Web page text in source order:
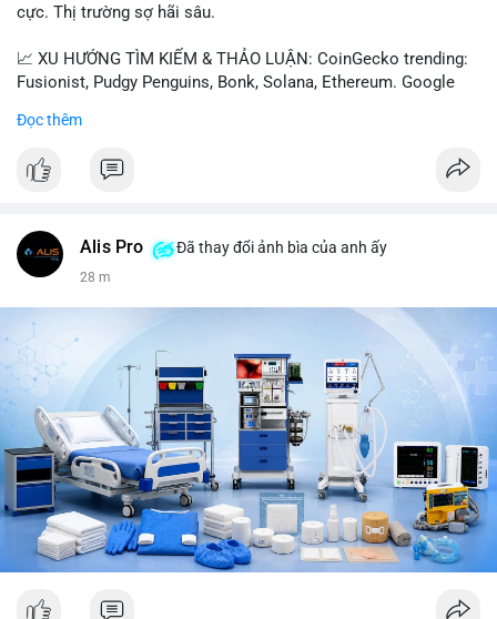
cực. Thị trường sợ hãi sâu.
📈 XU HƯỚNG TÌM KIẾM & THẢO LUẬN: CoinGecko trending:
Fusionist, Pudgy Penguins, Bonk, Solana, Ethereum. Google
tiêu, vũ khí hạt nhân, đội tuyển Brasil, cúp U20 Châu Á.
UFC 310, Premier League, Champions League, NCAA Football,
MrBeast, Google. Binance Square: nhiều post về lệnh long, lợi
nhuận, $HFT/$SKYAI, $RIVER, $WLD, $ALLO, Top trader 30
💬 DÒNG CHẢY TIN TỨC & TRUYỀN THÔNG: Telegram
CoinTelegraph: Saylor nói Bitcoin không cần rõ ràng, Mỹ cần
rõ ràng; CEX futures volume giảm xuống $4 tỷ trong tháng 7,
thấp nhất từ tháng 12/2023; Prophet Market ra mắt thị trường
dự đoán human vs AI; Trump nói crypto làเรื่อง lớn, người dùng
Bitcoin giảm áp lực cho đồng đô la; Thượng viện Mỹ đẩy lại bỏ
Clarity Act đến tháng 9. Telegram Binance: hỗ trợ trả os cổ tức
AAPL, IBM qua bStocks; MMT Trading Tournament lên tới 2
triệu voucher; Power Protocol Trading Competition; mở rộng
campagna airdrop USD1 đến 07/08/2026; hoàn thành tích hợp
MMT trên BNB Smart Chain. Tin tức gần đây: sau tang lễ
Đọc thêm
Alis Pro Đã thay đổi ảnh bìa của anh ấy
28 m